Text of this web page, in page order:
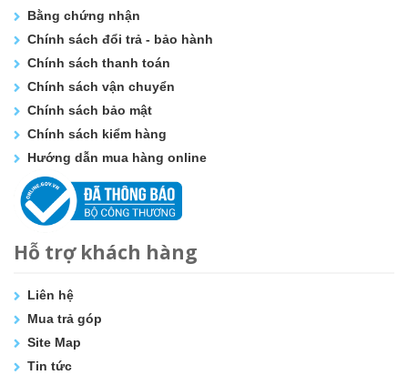
Bằng chứng nhận
Chính sách đổi trả - bảo hành
Chính sách thanh toán
Chính sách vận chuyển
Chính sách bảo mật
Chính sách kiểm hàng
Hướng dẫn mua hàng online
Hỗ trợ khách hàng
Liên hệ
Mua trả góp
Site Map
Tin tức